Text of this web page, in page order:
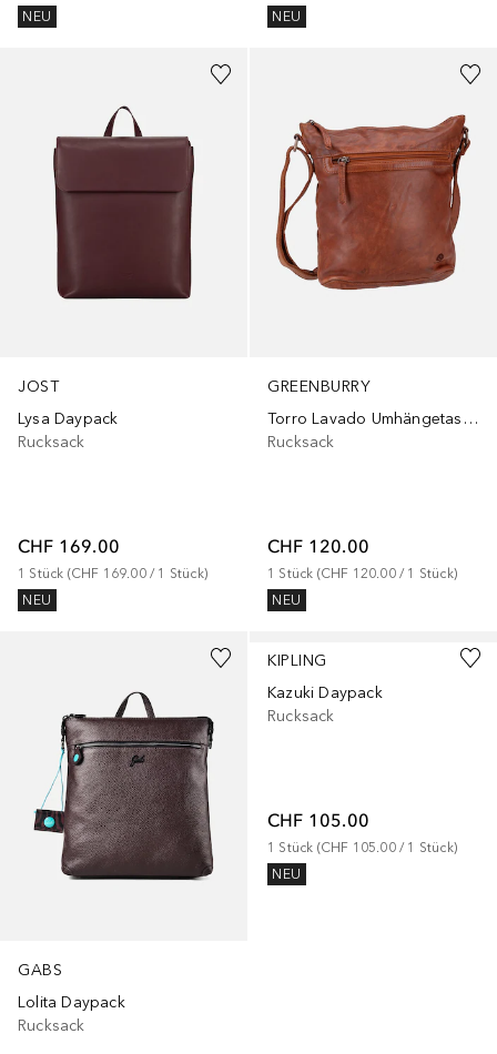
NEU
NEU
JOST
Lysa Daypack
Rucksack
CHF 169.00
1 Stück (CHF 169.00 / 1 Stück)
NEU
GREENBURRY
Torro Lavado Umhängetasche
Rucksack
CHF 120.00
1 Stück (CHF 120.00 / 1 Stück)
NEU
GABS
Lolita Daypack
Rucksack
KIPLING
Kazuki Daypack
Rucksack
CHF 105.00
1 Stück (CHF 105.00 / 1 Stück)
NEU